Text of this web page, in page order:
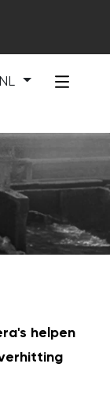
NL
helpen